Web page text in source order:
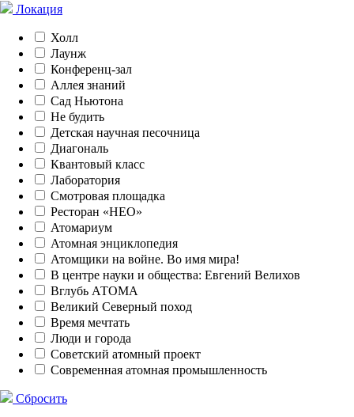
Локация
Холл
Лаунж
Конференц-зал
Аллея знаний
Сад Ньютона
Не будить
Детская научная песочница
Диагональ
Квантовый класс
Лаборатория
Смотровая площадка
Ресторан «НЕО»
Атомариум
Атомная энциклопедия
Атомщики на войне. Во имя мира!
В центре науки и общества: Евгений Велихов
Вглубь АТОМА
Великий Северный поход
Время мечтать
Люди и города
Советский атомный проект
Современная атомная промышленность
Сбросить